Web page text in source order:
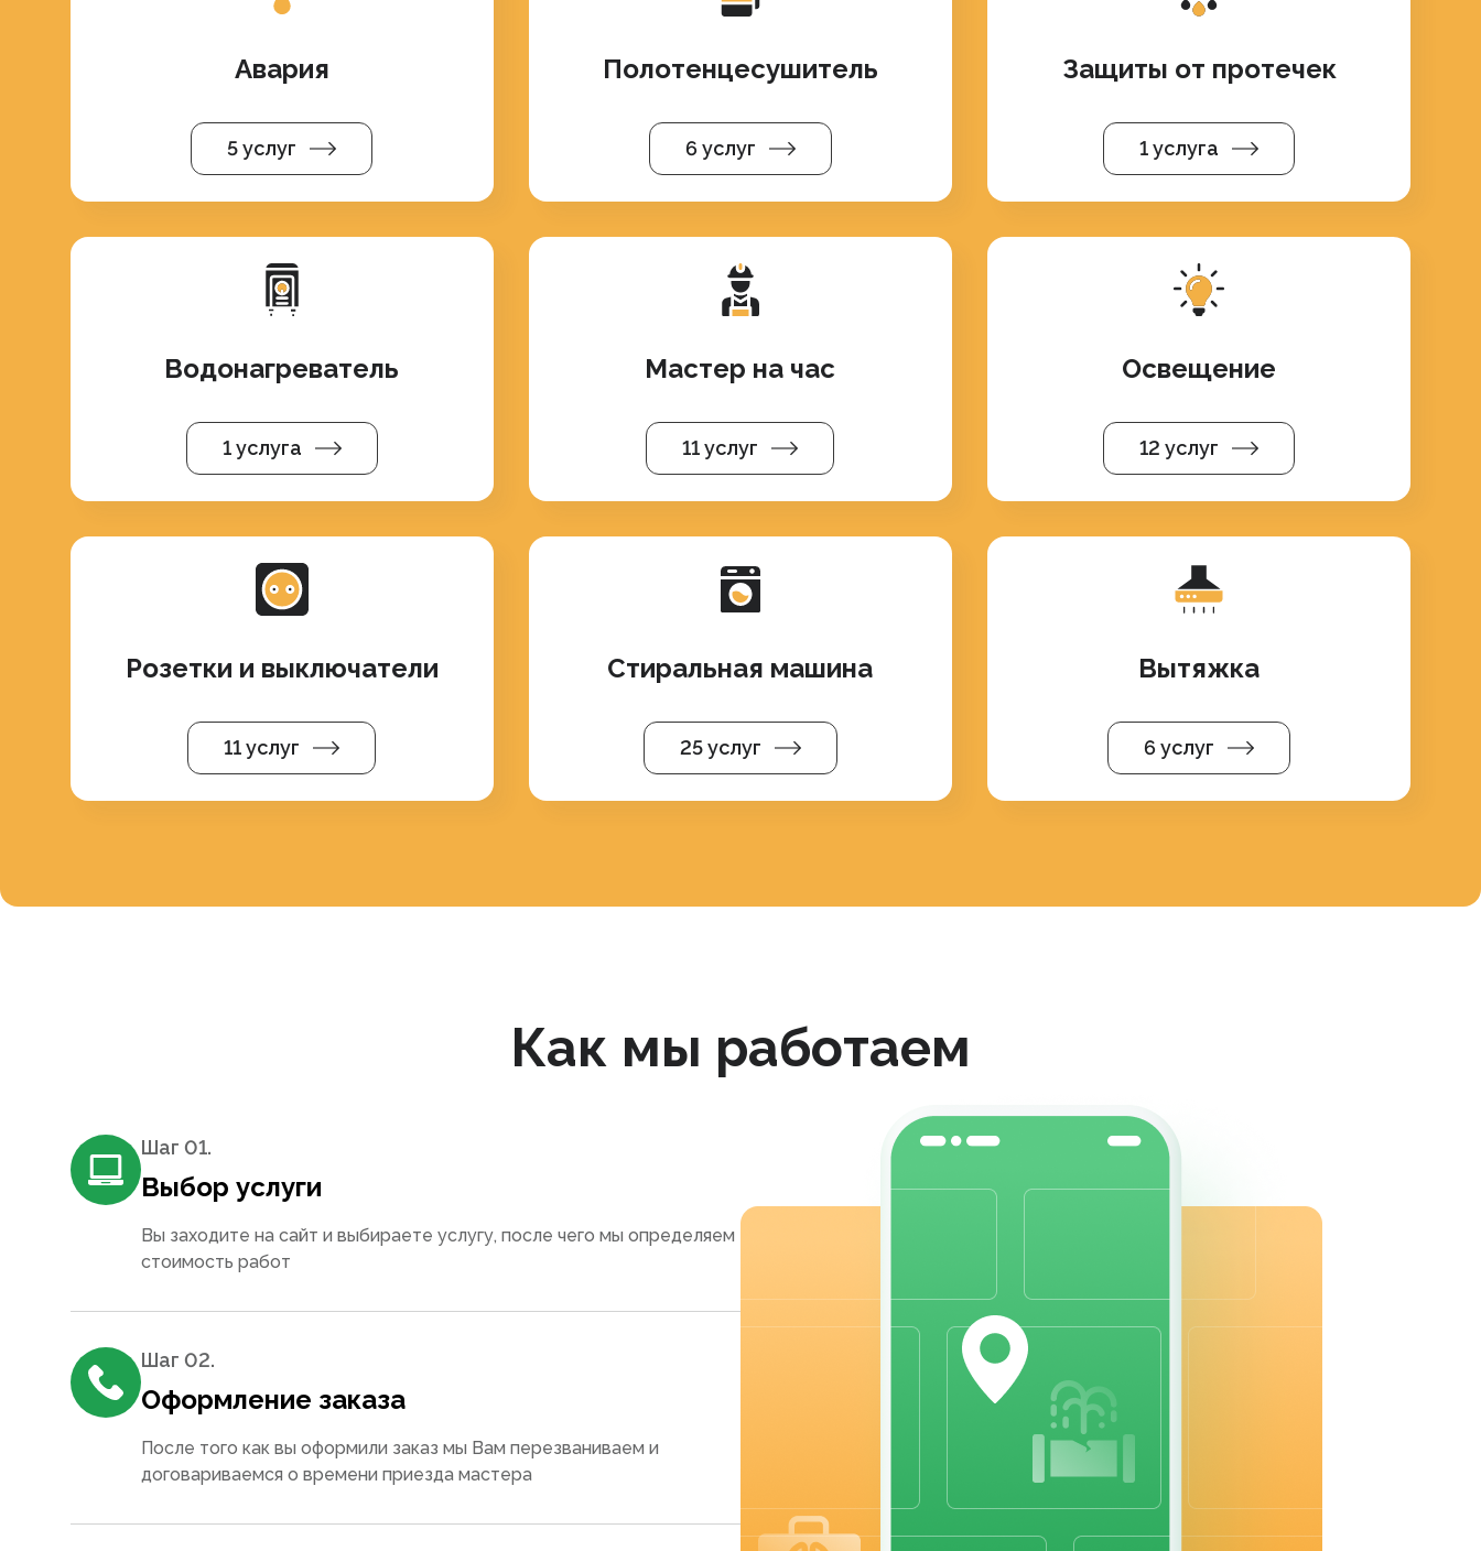
Авария
5 услуг
Полотенцесушитель
6 услуг
Защиты от протечек
1 услуга
Водонагреватель
1 услуга
Мастер на час
11 услуг
Освещение
12 услуг
Розетки и выключатели
11 услуг
Стиральная машина
25 услуг
Вытяжка
6 услуг
Как мы работаем
Шаг 01.
Выбор услуги
Вы заходите на сайт и выбираете услугу, после чего мы определяем
стоимость работ
Шаг 02.
Оформление заказа
После того как вы оформили заказ мы Вам перезваниваем и
договариваемся о времени приезда мастера